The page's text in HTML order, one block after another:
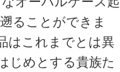
ることができま
はこれまでとは異
じめとする貴族た